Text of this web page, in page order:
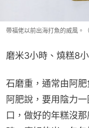
帶福佬以前出海打魚的威風。（
磨米3小時、燒糕8
石磨重，通常由阿
阿肥說，要用陰力
口，做好的年糕沒